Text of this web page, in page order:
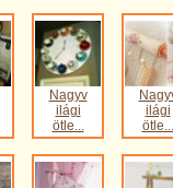
Nagyv
ilági
ötle...
ilági
ötle...